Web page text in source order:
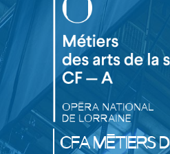
CFA Métiers